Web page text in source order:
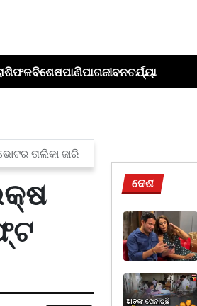
ବିଶେଷପାଣିପାଗଜୀବନଚର୍ଯ୍ୟା
ତାଲିକା ଜାରି
ଦେଶ